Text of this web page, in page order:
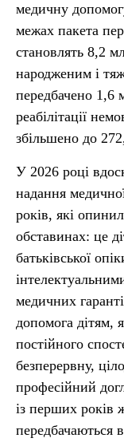
медичну
межах пакета
становлять 8,2
народженим і
передбачено 1,6
реабілітації
збільшено до
У 2026 році
надання
років, які
обставинах: це
батьківської
медичних
допомога дітям,
постійного
безперервну,
професійний
із перших років
передбачаються